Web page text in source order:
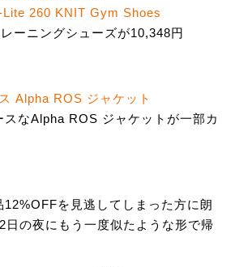
260 KNIT Gym Shoes
ーニングシューズが10,348円
Alpha ROS ジャケット
スなAlpha ROS ジャケットが一部カ
を見逃してしまった方に朗
日の夜にもう一度似たような形で帰